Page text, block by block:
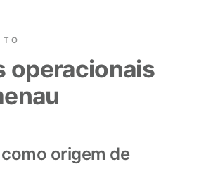
operacionais
origem de